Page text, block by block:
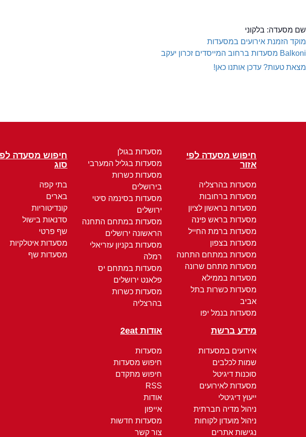
שם מסעדה: בלקוני
מוקד הזמנת אירועים במסעדות
Balkoni מסעדות ברחוב המייסדים זכרון יעקב
מצאת טעות? עדכן אותנו כאן!
חיפוש מסעדה לפי
אזור
מסעדות בהרצליה
מסעדות ברחובות
מסעדות בראשון לציון
מסעדות בראש פינה
מסעדות ברמת החייל
מסעדות בצפון
מסעדות במתחם התחנה
מסעדות מתחם שרונה
מסעדות בממילא
מסעדות כשרות בתל
אביב
מסעדות בנמל יפו
מסעדות בגולן
מסעדות בגליל המערבי
מסעדות כשרות
בירושלים
מסעדות בסינמה סיטי
ירושלים
מסעדות במתחם התחנה
הראשונה ירושלים
מסעדות בקניון עזריאלי
רמלה
מסעדות במתחם יס
פלאנט ירושלים
מסעדות כשרות
בהרצליה
חיפוש מסעדה
סוג
בתי קפה
בארים
קונדיטוריות
סדנאות בישול
שף פרטי
מסעדות איטלקיות
מסעדות שף
מידע ברשת
אירועים במסעדות
שמות לכלבים
סוכנות דיגיטל
מסעדות לאירועים
ייעוץ דיגיטלי
ניהול מדיה חברתית
ניהול מועדון לקוחות
נגישות אתרים
אודות 2eat
מסעדות
חיפוש מסעדות
חיפוש מתקדם
RSS
אודות
אייפון
מסעדות חדשות
צור קשר